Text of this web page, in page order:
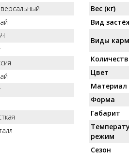
Вес (кг)
Вид
Виды
Цвет
Материал
Форма
Габарит
режим
Сезон